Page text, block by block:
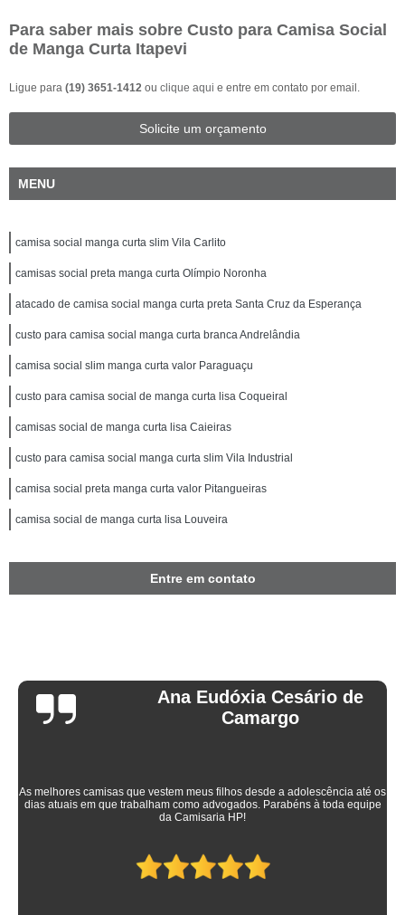
Para saber mais sobre Custo para Camisa Social
de Manga Curta Itapevi
Ligue para (19) 3651-1412 ou clique aqui e entre em contato por email.
Solicite um orçamento
MENU
camisa social manga curta slim Vila Carlito
camisas social preta manga curta Olímpio Noronha
atacado de camisa social manga curta preta Santa Cruz da Esperança
custo para camisa social manga curta branca Andrelândia
camisa social slim manga curta valor Paraguaçu
custo para camisa social de manga curta lisa Coqueiral
camisas social de manga curta lisa Caieiras
custo para camisa social manga curta slim Vila Industrial
camisa social preta manga curta valor Pitangueiras
camisa social de manga curta lisa Louveira
Entre em contato
Ana Eudóxia Cesário de
Camargo
As melhores camisas que vestem meus filhos desde a adolescência até os
dias atuais em que trabalham como advogados. Parabéns à toda equipe
da Camisaria HP!